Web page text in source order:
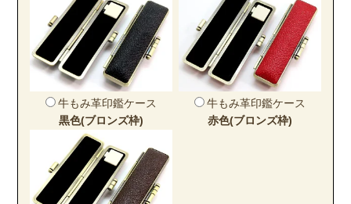
牛もみ革印鑑ケース
黒色(ブロンズ枠)
牛もみ革印鑑ケース
赤色(ブロンズ枠)